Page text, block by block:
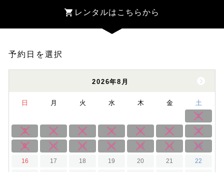
レンタルはこちらから
予約日を選択
2026年8月
日 月 火 水 木 金 土
1
2 3 4 5 6 7 8
9 10 11 12 13 14 15
16 17 18 19 20 21 22